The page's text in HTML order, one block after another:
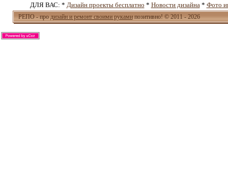
ДЛЯ ВАС: * Дизайн проекты бесплатно * Новости дизайна* Фото
РЕПО - продизайн и ремонт своими рукамипозитивно! © 2011 - 2026